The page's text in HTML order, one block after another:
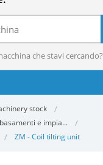
che stavi cercando?
stock
e impia...
ZM - Coil tilting unit